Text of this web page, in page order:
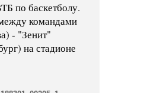
по баскетболу.
командами
- "Зенит"
на стадионе